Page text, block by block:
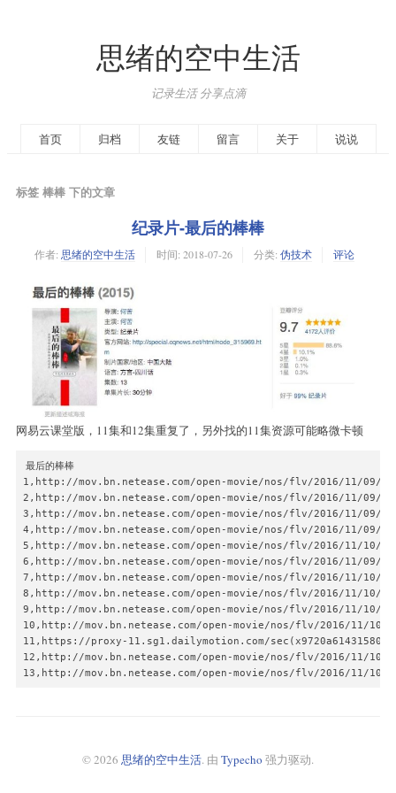
思绪的空中生活
记录生活 分享点滴
首页 归档 友链 留言 关于 说说
标签 棒棒 下的文章
纪录片-最后的棒棒
作者: 思绪的空中生活 时间: 2018-07-26 分类: 伪技术 评论
网易云课堂版，11集和12集重复了，另外找的11集资源可能略微卡顿
最后的棒棒
1,http://mov.bn.netease.com/open-movie/nos/flv/2016/11/09/
2,http://mov.bn.netease.com/open-movie/nos/flv/2016/11/09/
3,http://mov.bn.netease.com/open-movie/nos/flv/2016/11/09/
4,http://mov.bn.netease.com/open-movie/nos/flv/2016/11/09/
5,http://mov.bn.netease.com/open-movie/nos/flv/2016/11/10/
6,http://mov.bn.netease.com/open-movie/nos/flv/2016/11/09/
7,http://mov.bn.netease.com/open-movie/nos/flv/2016/11/10/
8,http://mov.bn.netease.com/open-movie/nos/flv/2016/11/10/
9,http://mov.bn.netease.com/open-movie/nos/flv/2016/11/10/
10,http://mov.bn.netease.com/open-movie/nos/flv/2016/11/10/
11,https://proxy-11.sg1.dailymotion.com/
12,http://mov.bn.netease.com/open-movie/nos/flv/2016/11/10/
13,http://mov.bn.netease.com/open-movie/nos/flv/2016/11/10/
© 2026 思绪的空中生活. 由 Typecho 强力驱动.